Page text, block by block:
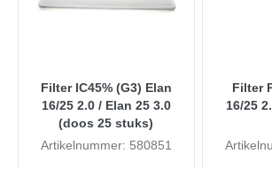
Filter IC45% (G3) Elan
16/25 2.0 / Elan 25 3.0
(doos 25 stuks)
Artikelnummer: 580851
Filter
16/25